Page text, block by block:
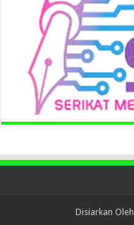
Disiarkan Oleh